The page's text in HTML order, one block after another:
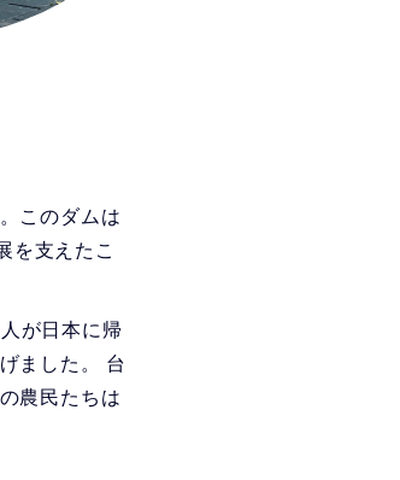
このダムは
を支えたこ
が日本に帰
ました。 台
農民たちは